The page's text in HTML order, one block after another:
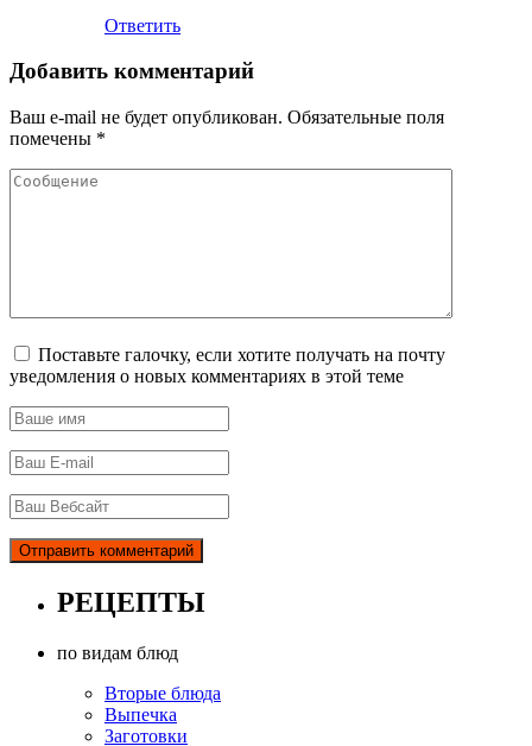
Ответить
Добавить комментарий
Ваш e-mail не будет опубликован. Обязательные поля
помечены *
Поставьте галочку, если хотите получать на почту
уведомления о новых комментариях в этой теме
РЕЦЕПТЫ
по видам блюд
Вторые блюда
Выпечка
Заготовки